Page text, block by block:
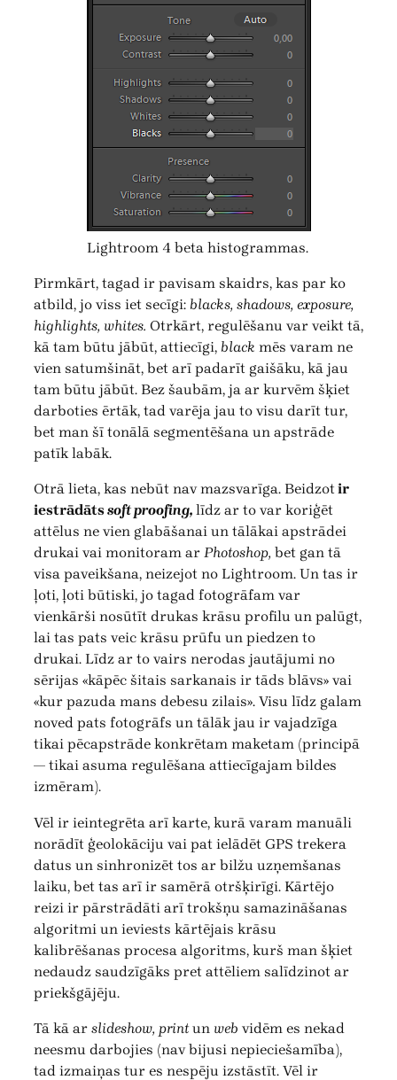
Lightroom 4 beta histogrammas.
Pirmkārt, tagad ir pavisam skaidrs, kas par ko
atbild, jo viss iet secīgi: blacks, shadows, exposure,
highlights, whites. Otrkārt, regulēšanu var veikt tā,
kā tam būtu jābūt, attiecīgi, black mēs varam ne
vien satumšināt, bet arī padarīt gaišāku, kā jau
tam būtu jābūt. Bez šaubām, ja ar kurvēm šķiet
darboties ērtāk, tad varēja jau to visu darīt tur,
bet man šī tonālā segmentēšana un apstrāde
patīk labāk.
Otrā lieta, kas nebūt nav mazsvarīga. Beidzotir
iestrādātssoft proofing, līdz ar to var koriģēt
attēlus ne vien glabāšanai un tālākai apstrādei
drukai vai monitoram ar Photoshop, bet gan tā
visa paveikšana, neizejot no Lightroom. Un tas ir
ļoti, ļoti būtiski, jo tagad fotogrāfam var
vienkārši nosūtīt drukas krāsu profilu un palūgt,
lai tas pats veic krāsu prūfu un piedzen to
drukai. Līdz ar to vairs nerodas jautājumi no
sērijas «kāpēc šitais sarkanais ir tāds blāvs» vai
«kur pazuda mans debesu zilais». Visu līdz galam
noved pats fotogrāfs un tālāk jau ir vajadzīga
tikai pēcapstrāde konkrētam maketam (principā
— tikai asuma regulēšana attiecīgajam bildes
izmēram).
Vēl ir ieintegrēta arī karte, kurā varam manuāli
norādīt ģeolokāciju vai pat ielādēt GPS trekera
datus un sinhronizēt tos ar bilžu uzņemšanas
laiku, bet tas arī ir samērā otršķirīgi. Kārtējo
reizi ir pārstrādāti arī trokšņu samazināšanas
algoritmi un ieviests kārtējais krāsu
kalibrēšanas procesa algoritms, kurš man šķiet
nedaudz saudzīgāks pret attēliem salīdzinot ar
priekšgājēju.
Tā kā ar slideshow, printun web vidēm es nekad
neesmu darbojies (nav bijusi nepieciešamība),
tad izmaiņas tur es nespēju izstāstīt. Vēl ir